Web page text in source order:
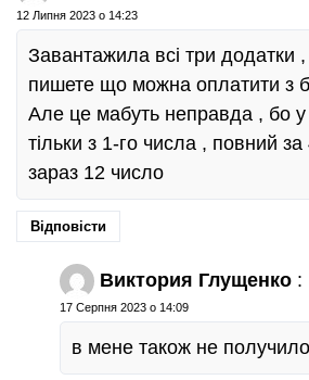
12 Липня 2023 о 14:23
Завантажила всі три додатки ,
пишете що можна оплатити з
Але це мабуть неправда , бо у
тільки з 1-го числа , повний
зараз 12 число
Відповісти
Виктория Глущенко :
17 Серпня 2023 о 14:09
в мене також не